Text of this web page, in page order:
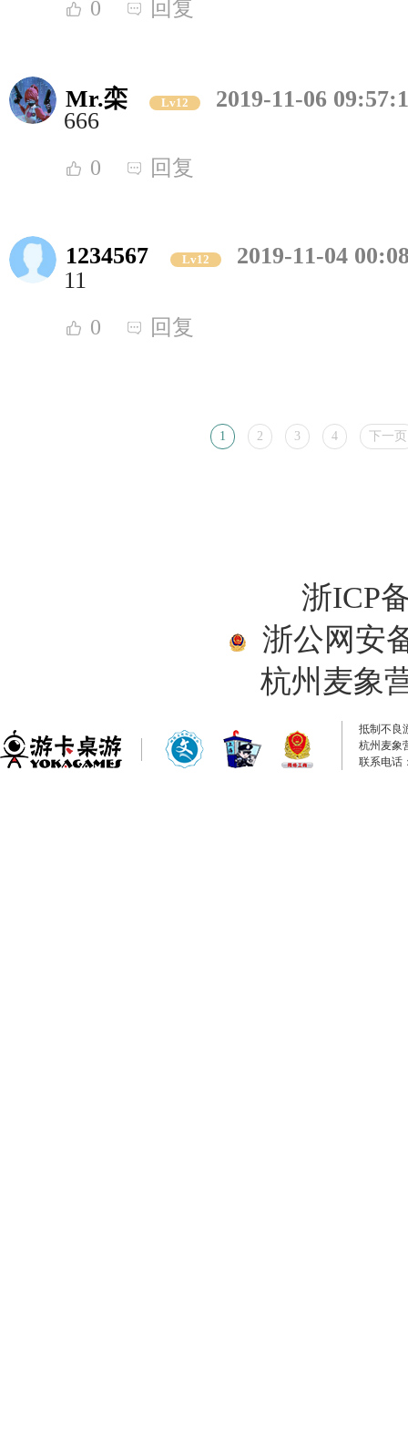
0 回复
Mr.栾 Lv12
2019-11-06
666
0 回复
1234567 Lv12
2019-11-04
11
0 回复
1 2 3 4 下一页
浙ICP
浙公网安
杭州麦象
抵制不良
杭州麦象
联系电话